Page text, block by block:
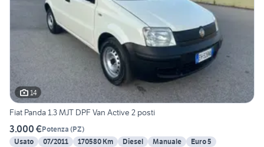
14
Fiat Panda 1.3 MJT DPF Van Active 2 posti
3.000 €Potenza (PZ)
Usato
07/2011 170580 Km Diesel Manuale
Euro 5